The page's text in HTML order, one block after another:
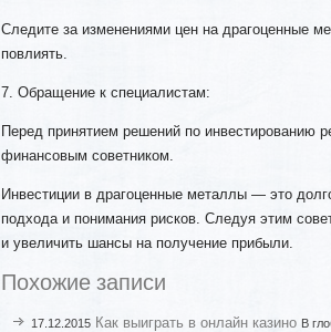
Следите за изменениями цен на драгоценные
повлиять.
7. Обращение к специалистам:
Перед принятием решений по инвестированию
финансовым советником.
Инвестиции в драгоценные металлы — это
подхода и понимания рисков. Следуя этим
и увеличить шансы на получение прибыли.
Похожие записи
17.12.2015 Как выиграть в онлайн казино В